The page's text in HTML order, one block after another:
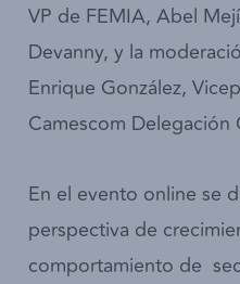
VP de FEMIA, Abel
Devanny, y la
Enrique González,
Camescom
En el evento online se
perspectiva de
comportamiento de